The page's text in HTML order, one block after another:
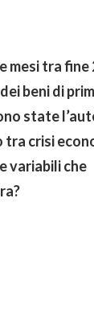
mesi tra fine
beni di
state
tra crisi
variabili che